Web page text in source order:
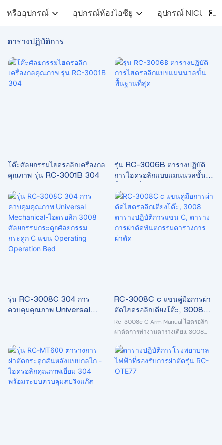
หรืออุปกรณ์ อุปกรณ์ห้องไอซียู อุปกรณ์ NICU
ตารางปฏิบัติการ
โต๊ะศัลยกรรมไฮดรอลิกเครื่องกล
คุณภาพ รุ่น RC-3001B 304
รุ่น RC-3006B ตารางปฏิบัติ
การไฮดรอลิกแบบแมนนวลขั้น
รุ่น RC-3008C 304 การ
ควบคุมคุณภาพ Universal
Operation Bed
RC-3008C c แขนคู่มือการผ่า
ตัดไฮดรอลิกเตียงโต๊ะ, 3008
ตารางปฏิบัติการแขน C, ตาราง
การผ่าตัดทันตกรรมตารางการ
Rc-3008c C Arm Manual ไฮดรอลิก
ผ่าตัดการทำงานตารางเตียง, 3008
ผ่าตัดทันตกรรมตารางการทำงาน